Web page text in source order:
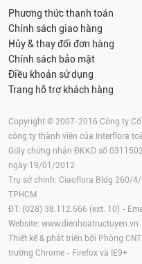
Phương thức thanh toán
Chính sách giao hàng
Hủy & thay đổi đơn hàng
Chính sách bảo mật
Điều khoản sử dụng
Trang hỗ trợ khách hàng
Copyright © 2007-2016 Công ty
công ty thành viên của Interflora
Giấy chứng nhận ĐKKD số
ngày 19/01/2012
Trụ sở chính: Ciaoflora Bldg 260/4/
TPHCM
ĐT: (028) 38.112.666 (ext. 10) -
Website: www.dienhoatructuyen.vn
Thiết kế & phát triển bởi Phòng
trường Chrome - Firefox và IE9+